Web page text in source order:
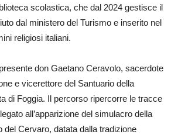
scolastica, che dal 2024 gestisce il
dal ministero del Turismo e inserito nel
religiosi italiani.
don Gaetano Ceravolo, sacerdote
e vicerettore del Santuario della
di Foggia. Il percorso ripercorre le tracce
all’apparizione del simulacro della
del Cervaro, datata dalla tradizione